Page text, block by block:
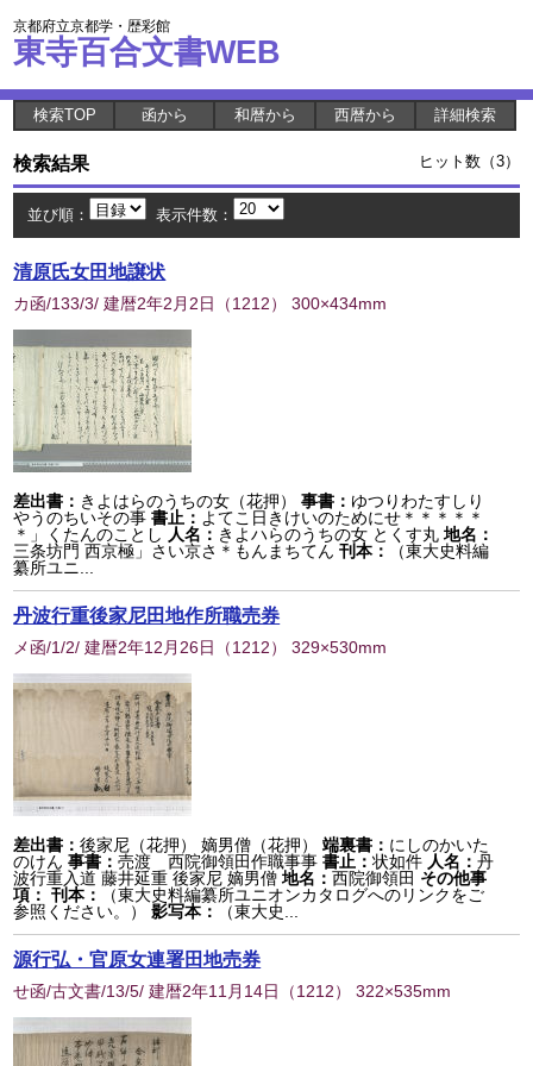
京都府立京都学・歴彩館
東寺百合文書WEB
検索TOP 函から 和暦から 西暦から 詳細検索
検索結果 ヒット数（3）
並び順： 表示件数：
清原氏女田地譲状
カ函/133/3/ 建暦2年2月2日 （1212） 300×434mm
差出書： きよはらのうちの女（花押） 事書： ゆつりわたすしり
やうのちいその事書止： よてこ日きけいのためにせ＊＊＊＊＊
＊」くたんのことし 人名： きよハらのうちの女 とくす丸 地名：
三条坊門 西京極」さい京さ＊もんまちてん 刊本：
（東大史料編
纂所ユニ...
丹波行重後家尼田地作所職売券
メ函/1/2/ 建暦2年12月26日 （1212） 329×530mm
差出書：後家尼（花押） 嫡男僧（花押） 端裏書： にしのかいた
のけん 事書：売渡 西院御領田作職事事書止：状如件 人名：丹
波行重入道 藤井延重 後家尼 嫡男僧 地名：西院御領田 その他事
項： 刊本：
（東大史料編纂所ユニオンカタログへのリンクをご
参照ください。）
影写本： （東大史...
源行弘・官原女連署田地売券
せ函/古文書/13/5/ 建暦2年11月14日 （1212） 322×535mm